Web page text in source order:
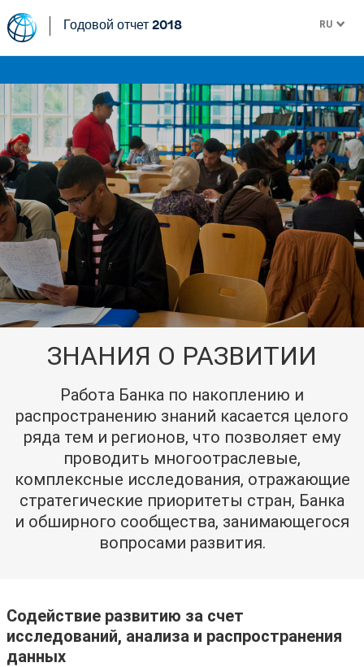
Годовой отчет 2018 RU
ЗНАНИЯ О РАЗВИТИИ
Работа Банка по накоплению и
распространению знаний касается целого
ряда тем и регионов, что позволяет ему
проводить многоотраслевые,
комплексные исследования, отражающие
стратегические приоритеты стран, Банка
и обширного сообщества, занимающегося
вопросами развития.
Содействие развитию за счет
исследований, анализа и распространения
данных